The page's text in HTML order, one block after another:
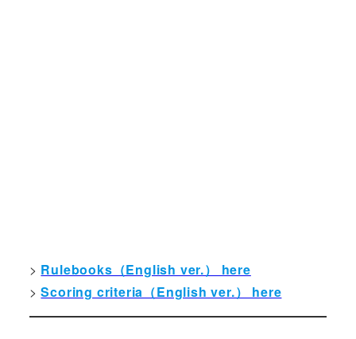
> Rulebooks（English ver.） here
>Scoring criteria（English ver.） here